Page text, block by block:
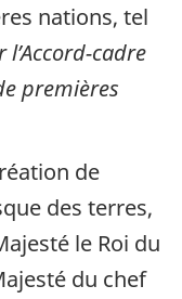
nations, tel
l’Accord-cadre
premières
de
des terres,
le Roi du
du chef